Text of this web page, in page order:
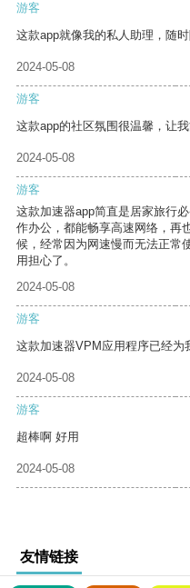
游客
这款app就像我的私人助理，随
2024-05-08
游客
这款app的社区氛围很温馨，让我
2024-05-08
游客
这款加速器app简直是居家旅行
作办公，都能畅享高速网络，再
候，经常因为网速慢而无法正常
用担心了。
2024-05-08
游客
这款加速器VPM应用程序已经为
2024-05-08
游客
超棒啊 好用
2024-05-08
友情链接